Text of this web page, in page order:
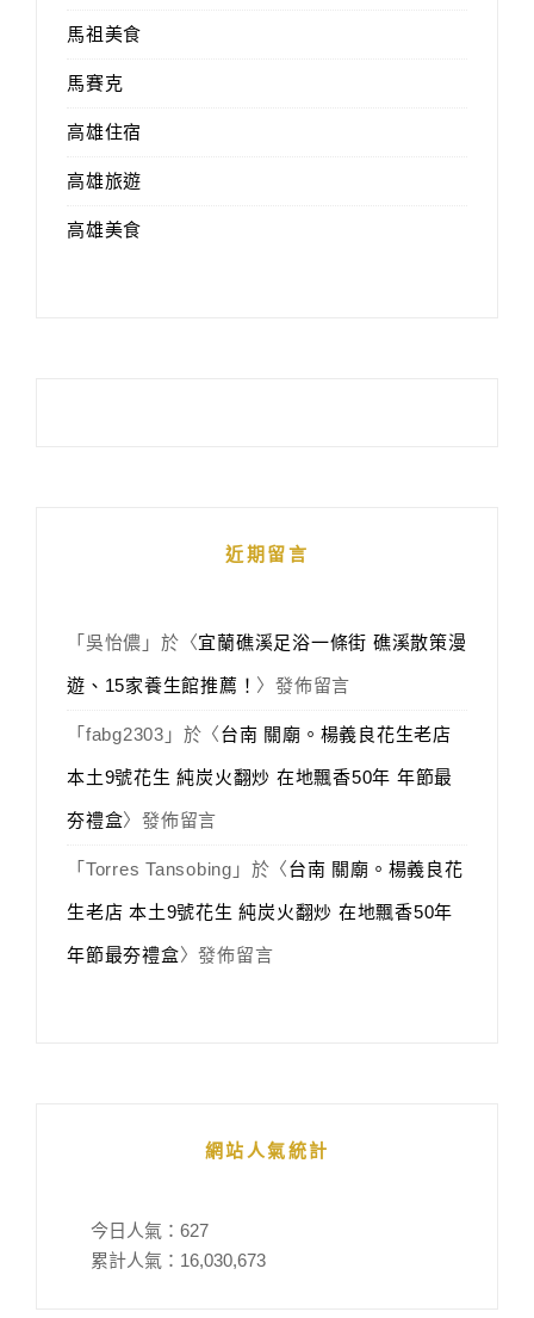
馬祖美食
馬賽克
高雄住宿
高雄旅遊
高雄美食
近期留言
「 吳怡儂 」於〈宜蘭礁溪足浴一條街 礁溪散策漫
遊、15家養生館推薦！ 〉發佈留言
「 fabg2303 」於〈台南 關廟。楊義良花生老店
本土9號花生 純炭火翻炒 在地飄香50年 年節最
夯禮盒〉發佈留言
「 Torres Tansobing 」於〈台南 關廟。楊義良花
生老店 本土9號花生 純炭火翻炒 在地飄香50年
年節最夯禮盒〉發佈留言
網站人氣統計
今日人氣： 627
累計人氣： 16,030,673